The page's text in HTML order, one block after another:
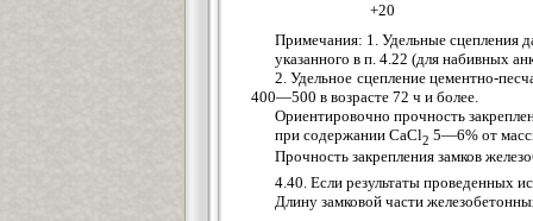
+20
Примечания: 1. Удельные сцепления
указанного в п. 4.22 (для набивных
2. Удельное сцепление цементно-
400—500 в возрасте 72 ч и более.
Ориентировочно прочность
при содержании СаСl2 5—6% от
Прочность закрепления замков
4.40. Если результаты проведенных
Длину замковой части